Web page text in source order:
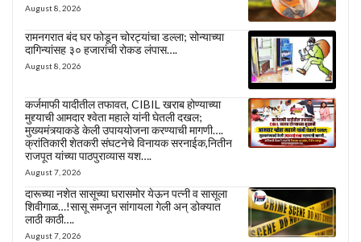
August 8, 2026
रामनगरात बंद घर फोडून चोरट्यांचा डल्ला; सोन्याच्या
दागिन्यांसह ३० हजारांची रोकड लंपास….
August 8, 2026
कर्जमाफी यादीतील तफावत, CIBIL खराब होण्याच्या
मुद्द्याची आमदार श्वेता महाले यांनी घेतली दखल;
मुख्यमंत्र्याकडे केली उपाययोजना करण्याची मागणी….
क्रांतिकारी शेतकरी संघटनेचे विनायक सरनाईक,नितीन
राजपूत यांच्या पाठपुराव्यास यश….
August 7, 2026
दारूच्या नशेत सासूच्या घरासमोर येऊन पत्नी व सासूला
शिवीगाळ…!सासू समजून सांगायला गेली अन् डोक्यात
लाठी काठी….
August 7, 2026